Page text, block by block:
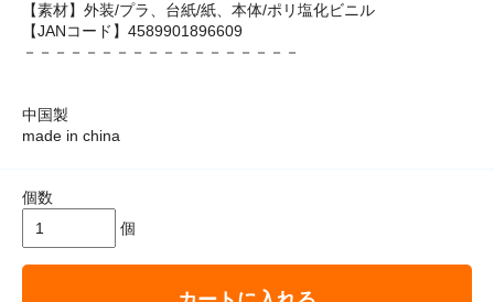
【素材】外装/プラ、台紙/紙、本体/ポリ塩化ビニル
【JANコード】4589901896609
－－－－－－－－－－－－－－－－－－
中国製
made in china
個数
個